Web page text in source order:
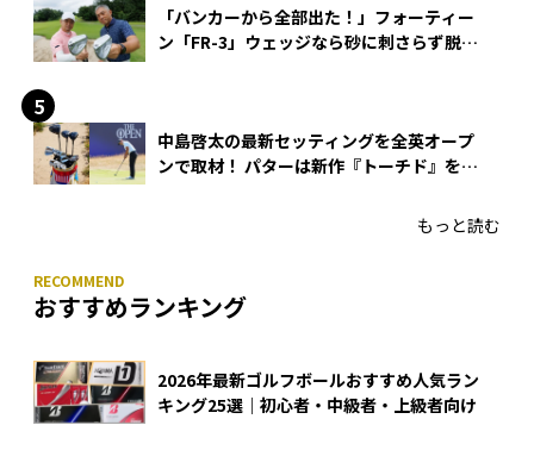
「バンカーから全部出た！」フォーティー
ン「FR-3」ウェッジなら砂に刺さらず脱出
中島啓太の最新セッティングを全英オープ
ンで取材！ パターは新作『トーチド』を投
もっと読む
おすすめランキング
2026年最新ゴルフボールおすすめ人気ラン
キング25選｜初心者・中級者・上級者向け